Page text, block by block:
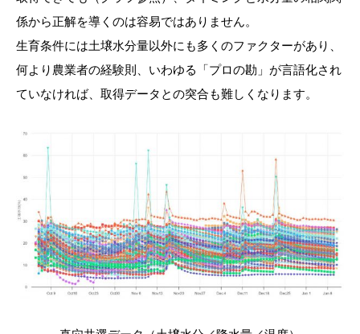
係から正解を導くのは容易ではありません。
生育条件には土壌水分量以外にも多くのファクターがあり、
何より農業者の経験則、いわゆる「プロの勘」が言語化され
ていなければ、取得データとの突合も難しくなります。